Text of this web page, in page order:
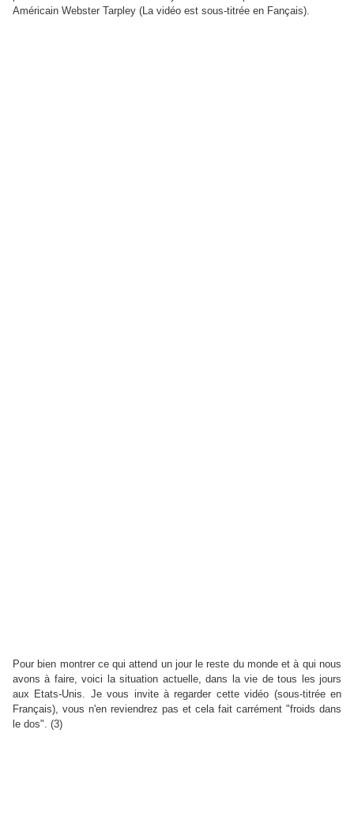
Américain Webster Tarpley (La vidéo est sous-titrée en Fançais).
Pour bien montrer ce qui attend un jour le reste du monde et à qui nous
avons à faire, voici la situation actuelle, dans la vie de tous les jours
aux Etats-Unis. Je vous invite à regarder cette vidéo (sous-titrée en
Français), vous n'en reviendrez pas et cela fait carrément "froids dans
le dos". (3)